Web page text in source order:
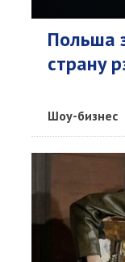
Польша
страну
Шоу-бизнес